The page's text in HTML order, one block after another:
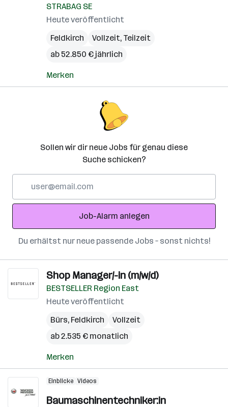
STRABAG SE
Heute veröffentlicht
Feldkirch
Vollzeit, Teilzeit
ab 52.850 € jährlich
Merken
Sollen wir dir neue Jobs für genau diese
Suche schicken?
Adresse
Job-Alarm anlegen
Du erhältst nur neue passende Jobs – sonst nichts!
Shop Manager/-in (m/w/d)
BESTSELLER Region East
Heute veröffentlicht
Bürs, Feldkirch
Vollzeit
ab 2.535 € monatlich
Merken
Einblicke Videos
Baumaschinentechniker:in